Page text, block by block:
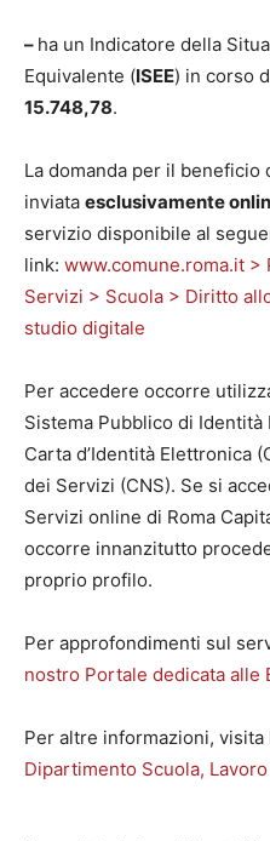
– ha un Indicatore della
Equivalente (ISEE) in corso
15.748,78.
La domanda per il beneficio
inviata esclusivamente
servizio disponibile al
link: www.comune.roma.it
Servizi > Scuola > Diritto
studio digitale
Per accedere occorre
Sistema Pubblico di
Carta d’Identità Elettronica
dei Servizi (CNS). Se si
Servizi online di Roma
occorre innanzitutto
proprio profilo.
Per approfondimenti sul
nostro Portale dedicata alle
Per altre informazioni, visita
Dipartimento Scuola,